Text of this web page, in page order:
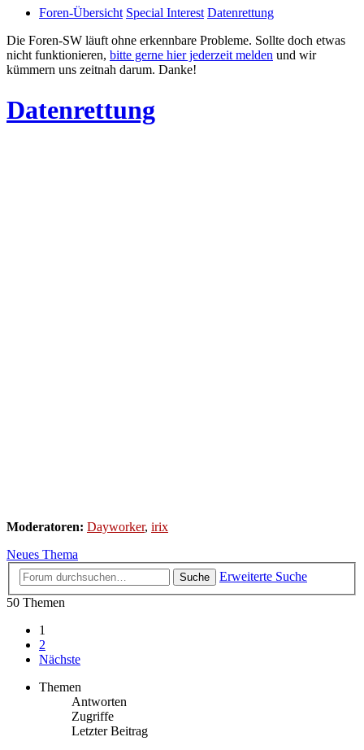
Foren-Übersicht Special Interest Datenrettung
Die Foren-SW läuft ohne erkennbare Probleme. Sollte doch etwas
nicht funktionieren, bitte gerne hier jederzeit melden und wir
kümmern uns zeitnah darum. Danke!
Datenrettung
Moderatoren: Dayworker, irix
Neues Thema
Suche
Erweiterte Suche
50 Themen
1
2
Nächste
Themen
Antworten
Zugriffe
Letzter Beitrag